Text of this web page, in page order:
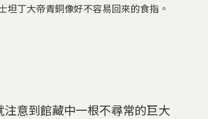
丁大帝青銅像好不容易回來的食指。
意到館藏中一根不尋常的巨大